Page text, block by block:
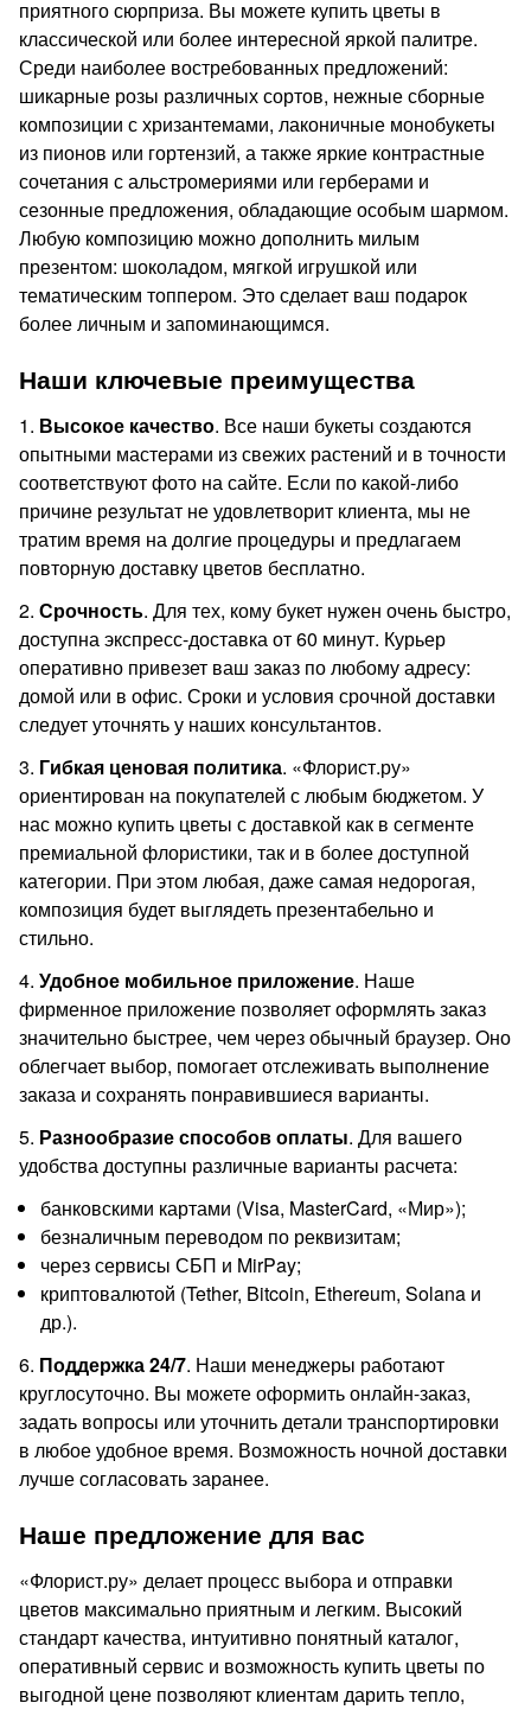
приятного сюрприза. Вы можете купить цветы в
классической или более интересной яркой палитре.
Среди наиболее востребованных предложений:
шикарные розы различных сортов, нежные сборные
композиции с хризантемами, лаконичные монобукеты
из пионов или гортензий, а также яркие контрастные
сочетания с альстромериями или герберами и
сезонные предложения, обладающие особым шармом.
Любую композицию можно дополнить милым
презентом: шоколадом, мягкой игрушкой или
тематическим топпером. Это сделает ваш подарок
более личным и запоминающимся.
Наши ключевые преимущества
1. Высокое качество. Все наши букеты создаются
опытными мастерами из свежих растений и в точности
соответствуют фото на сайте. Если по какой-либо
причине результат не удовлетворит клиента, мы не
тратим время на долгие процедуры и предлагаем
повторную доставку цветов бесплатно.
2. Срочность. Для тех, кому букет нужен очень быстро,
доступна экспресс-доставка от 60 минут. Курьер
оперативно привезет ваш заказ по любому адресу:
домой или в офис. Сроки и условия срочной доставки
следует уточнять у наших консультантов.
3. Гибкая ценовая политика. «Флорист.ру»
ориентирован на покупателей с любым бюджетом. У
нас можно купить цветы с доставкой как в сегменте
премиальной флористики, так и в более доступной
категории. При этом любая, даже самая недорогая,
композиция будет выглядеть презентабельно и
стильно.
4. Удобное мобильное приложение. Наше
фирменное приложение позволяет оформлять заказ
значительно быстрее, чем через обычный браузер. Оно
облегчает выбор, помогает отслеживать выполнение
заказа и сохранять понравившиеся варианты.
5. Разнообразие способов оплаты. Для вашего
удобства доступны различные варианты расчета:
банковскими картами (Visa, MasterCard, «Мир»);
безналичным переводом по реквизитам;
через сервисы СБП и MirPay;
криптовалютой (Tether, Bitcoin, Ethereum, Solana и
др.).
6. Поддержка 24/7. Наши менеджеры работают
круглосуточно. Вы можете оформить онлайн-заказ,
задать вопросы или уточнить детали транспортировки
в любое удобное время. Возможность ночной доставки
лучше согласовать заранее.
Наше предложение для вас
«Флорист.ру» делает процесс выбора и отправки
цветов максимально приятным и легким. Высокий
стандарт качества, интуитивно понятный каталог,
оперативный сервис и возможность купить цветы по
выгодной цене позволяют клиентам дарить тепло,